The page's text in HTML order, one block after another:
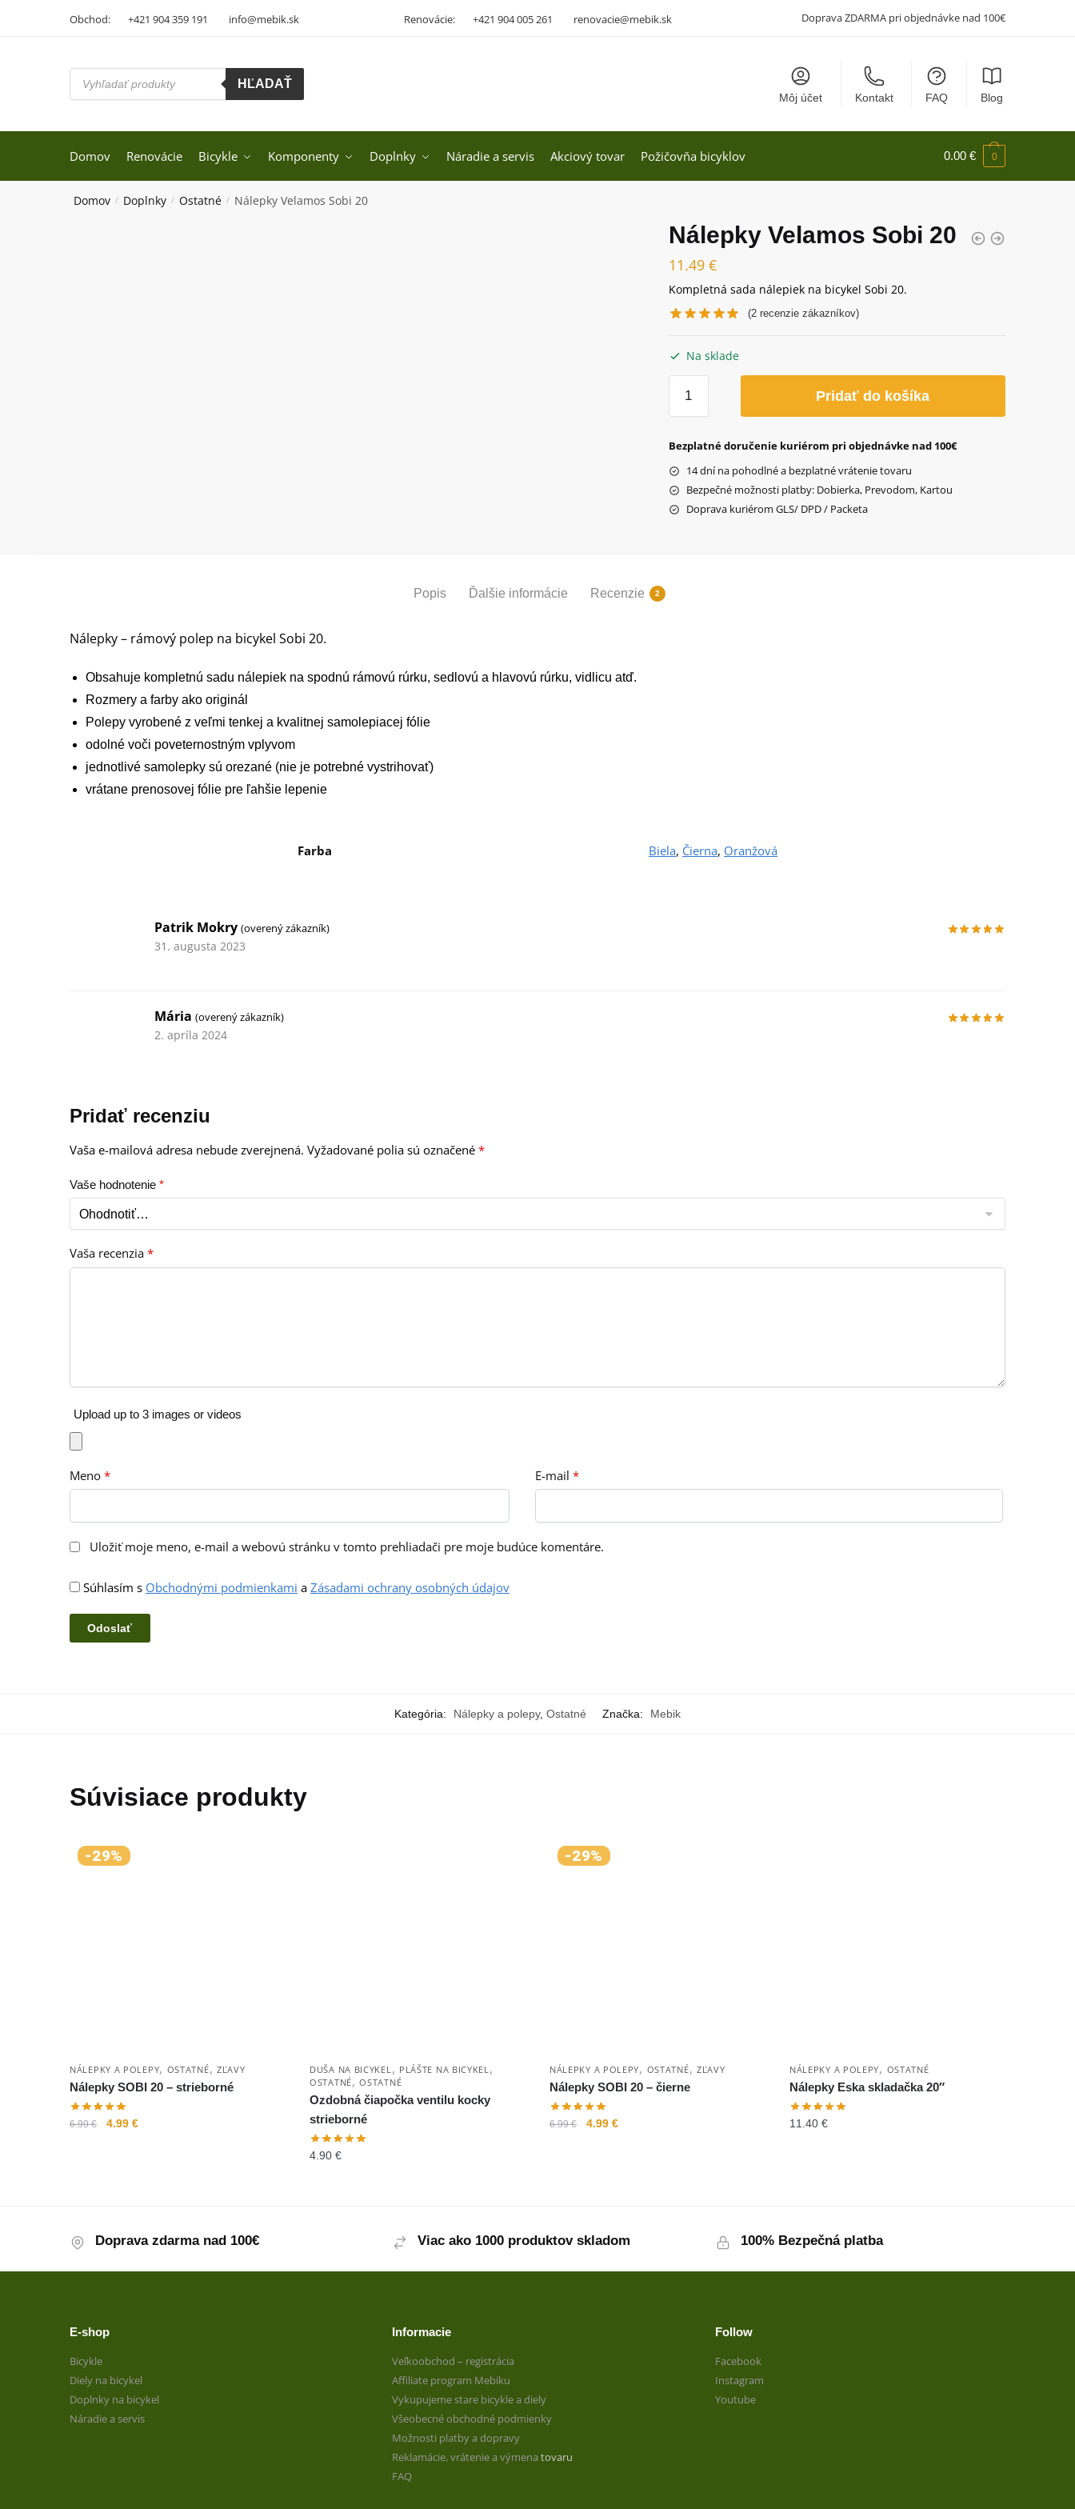
Obchod: +421 904 359 191 info@mebik.sk Renovácie: +421 904 005 261 renovacie@mebik.sk Doprava ZDARMA pri objednávke nad 100€
Products
search
HĽADAŤ
Môj účet Kontakt FAQ Blog
Domov Renovácie Bicykle Komponenty Doplnky Náradie a servis Akciový tovar Požičovňa bicyklov 0.00 € 0
Domov / Doplnky / Ostatné / Nálepky Velamos Sobi 20
Nálepky Velamos Sobi 20
11.49 €
Kompletná sada nálepiek na bicykel Sobi 20.
(2 recenzie zákazníkov)
Na sklade
Nálepky
Sobi
20
Pridať do košíka
Bezplatné doručenie kuriérom pri objednávke nad 100€
14 dní na pohodlné a bezplatné vrátenie tovaru
Bezpečné možnosti platby: Dobierka, Prevodom, Kartou
Doprava kuriérom GLS/ DPD / Packeta
Popis Ďalšie informácie Recenzie 2
Nálepky – rámový polep na bicykel Sobi 20.
Obsahuje kompletnú sadu nálepiek na spodnú rámovú rúrku, sedlovú a hlavovú rúrku, vidlicu atď.
Rozmery a farby ako originál
Polepy vyrobené z veľmi tenkej a kvalitnej samolepiacej fólie
odolné voči poveternostným vplyvom
jednotlivé samolepky sú orezané (nie je potrebné vystrihovať)
vrátane prenosovej fólie pre ľahšie lepenie
Farba Biela, Čierna, Oranžová
Patrik Mokry(overený zákazník)
31. augusta 2023
Mária(overený zákazník)
2. apríla 2024
Pridať recenziu
Vaša e-mailová adresa nebude zverejnená. Vyžadované polia sú označené*
Vaše hodnotenie*
Vaša recenzia*
Upload up to 3 images or videos
Meno* E-mail *
Uložiť moje meno, e-mail a webovú stránku v tomto prehliadači pre moje budúce komentáre.
Súhlasím s Obchodnými podmienkami aZásadami ochrany osobných údajov
Kategória: Nálepky a polepy, Ostatné Značka: Mebik
Súvisiace produkty
-29%
NÁLEPKY A POLEPY, OSTATNÉ, ZĽAVY
Nálepky SOBI 20 – strieborné
6.99€ 4.99€
DUŠA NA BICYKEL, PLÁŠTE NA BICYKEL,
OSTATNÉ,OSTATNÉ
Ozdobná čiapočka ventilu kocky
strieborné
4.90 €
-29%
NÁLEPKY A POLEPY, OSTATNÉ, ZĽAVY
Nálepky SOBI 20 – čierne
6.99€ 4.99 €
NÁLEPKY A POLEPY, OSTATNÉ
Nálepky Eska skladačka 20″
11.40 €
Doprava zdarma nad 100€ Viac ako 1000 produktov skladom 100% Bezpečná platba
E-shop
Bicykle
Diely na bicykel
Doplnky na bicykel
Náradie a servis
Informacie
Veľkoobchod – registrácia
Affiliate program Mebiku
Vykupujeme stare bicykle a diely
Všeobecné obchodné podmienky
Možnosti platby a dopravy
Reklamácie, vrátenie a výmenatovaru
FAQ
Follow
Facebook
Instagram
Youtube